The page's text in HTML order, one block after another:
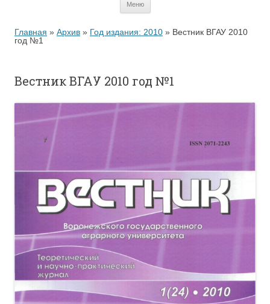
Меню
Главная » Архив » Год издания: 2010 » Вестник ВГАУ 2010
год №1
Вестник ВГАУ 2010 год №1